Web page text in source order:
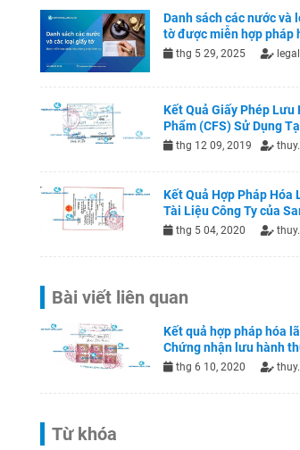
Danh sách các nước và
tờ được miễn hợp pháp
thg 5 29, 2025
Kết Quả Giấy Phép Lưu
Phẩm (CFS) Sử Dụng
thg 12 09, 2019
Kết Quả Hợp Pháp Hóa
Tài Liệu Công Ty của
thg 5 04, 2020
Bài viết liên quan
Kết quả hợp pháp hóa
Chứng nhận lưu hành
thg 6 10, 2020
Từ khóa